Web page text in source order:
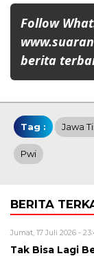
Follow
berita
Tag : Jawa
Pwi
BERITA
Jumat, 17 Juli 2026 -
Tak Bisa Lagi